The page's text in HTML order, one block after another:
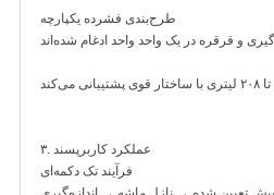
طرح‌بندی فشرده یکپارچه
۳. عملکرد کاربرپسند
فرآیند تک دکمه‌ای